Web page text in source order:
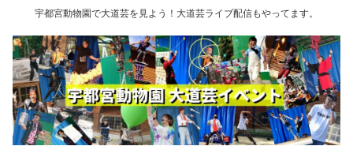
宇都宮動物園で大道芸を見よう！大道芸ライブ配信もやってます。